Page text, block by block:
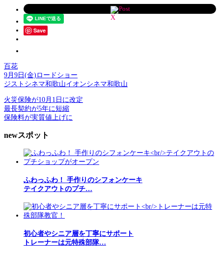
Post
Save
百花
9月9日(金)ロードショー
ジストシネマ和歌山イオンシネマ和歌山
火災保険が10月1日に改定
最長契約が5年に短縮
保険料が実質値上げに
newスポット
ふわっふわ！ 手作りのシフォンケーキ
テイクアウトのプチ…
初心者やシニア層を丁寧にサポート
トレーナーは元特殊部隊…